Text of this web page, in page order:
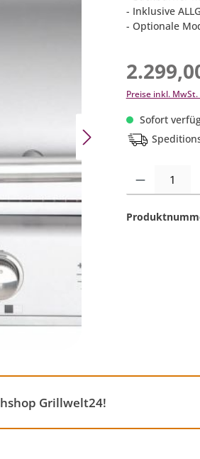
- Inklusive
- Optionale
Preise inkl.
Sofort
Produkt Anzahl:
Grillwelt24!